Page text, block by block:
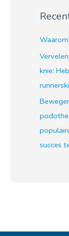
knie:
succes